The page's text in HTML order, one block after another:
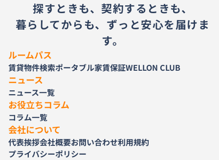
探すときも、契約するときも、
暮らしてからも、ずっと安心を届けま
す。
ルームパス
賃貸物件検索ポータブル家賃保証WELLON CLUB
ニュース
ニュース一覧
お役立ちコラム
コラム一覧
会社について
代表挨拶会社概要お問い合わせ利用規約
プライバシーポリシー